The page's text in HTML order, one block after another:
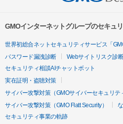
GMOインターネットグループのセキュ
世界初総合ネットセキュリティサービス「
パスワード漏洩診断
Webサイトリスク診断
セキュリティ相談AIチャットボット
実在証明・盗聴対策
サイバー攻撃対策（GMOサイバーセキュリテ
サイバー攻撃対策（GMO Flatt Security）
セキュリティ事業の軌跡